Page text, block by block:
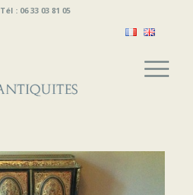
Tél : 06 33 03 81 05